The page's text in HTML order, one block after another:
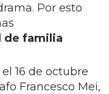
Por esto
de familia
16 de octubre
Francesco Mei,